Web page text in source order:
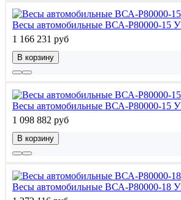
Весы автомобильные ВСА-Р80000-15
1 166 231 руб
В корзину
Весы автомобильные ВСА-Р80000-15
1 098 882 руб
В корзину
Весы автомобильные ВСА-Р80000-18